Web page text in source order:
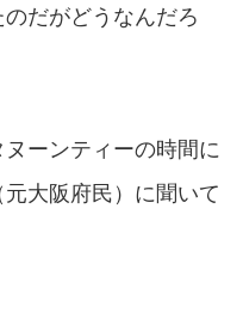
だがどうなんだろ
ーンティーの時間に
大阪府民）に聞いて